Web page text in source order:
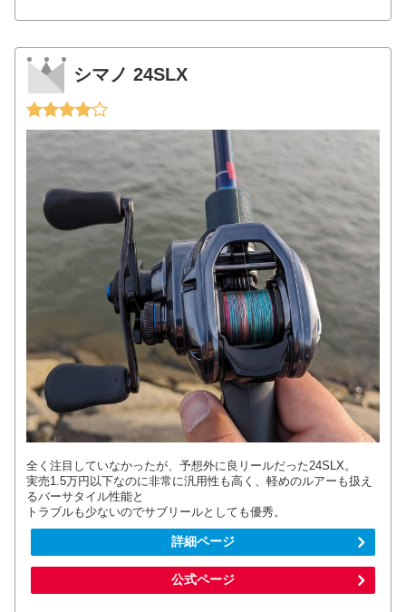
シマノ 24SLX
全く注目していなかったが、予想外に良リールだった24SLX。
実売1.5万円以下なのに非常に汎用性も高く、軽めのルアーも扱え
るバーサタイル性能と
トラブルも少ないのでサブリールとしても優秀。
詳細ページ
公式ページ